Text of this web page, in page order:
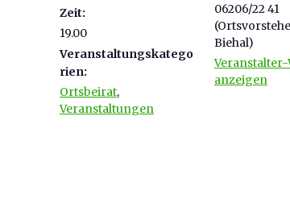
Zeit:
19.00
Veranstaltungskatego
rien:
Ortsbeirat,
Veranstaltungen
06206/22 41
Biehal)
Veranstalter-
anzeigen